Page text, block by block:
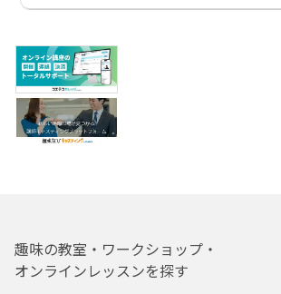
趣味の教室・ワークショップ・
オンラインレッスンを探す